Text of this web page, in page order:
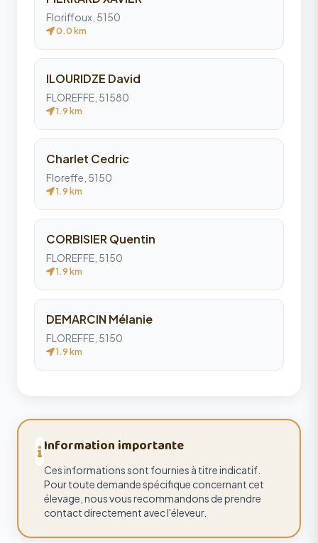
Floriffoux, 5150
0.0 km
ILOURIDZE David
FLOREFFE, 51580
1.9 km
Charlet Cedric
Floreffe, 5150
1.9 km
CORBISIER Quentin
FLOREFFE, 5150
1.9 km
DEMARCIN Mélanie
FLOREFFE, 5150
1.9 km
Information importante
Ces informations sont fournies à titre indicatif.
Pour toute demande spécifique concernant cet
élevage, nous vous recommandons de prendre
contact directement avec l'éleveur.